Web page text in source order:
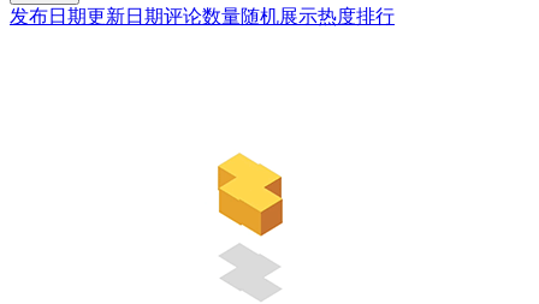
发布日期更新日期评论数量随机展示热度排行